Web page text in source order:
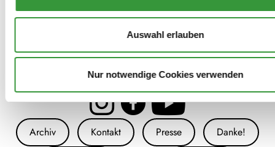
Auswahl erlauben
Nur notwendige Cookies verwenden
Archiv Kontakt Presse Danke!